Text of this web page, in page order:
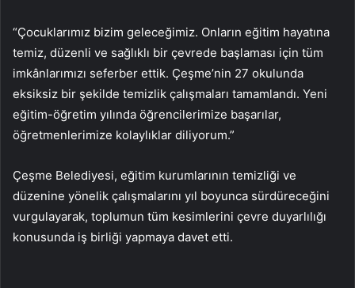
“Çocuklarımız bizim geleceğimiz. Onların eğitim hayatına
temiz, düzenli ve sağlıklı bir çevrede başlaması için tüm
imkânlarımızı seferber ettik. Çeşme’nin 27 okulunda
eksiksiz bir şekilde temizlik çalışmaları tamamlandı. Yeni
eğitim-öğretim yılında öğrencilerimize başarılar,
öğretmenlerimize kolaylıklar diliyorum.”
Çeşme Belediyesi, eğitim kurumlarının temizliği ve
düzenine yönelik çalışmalarını yıl boyunca sürdüreceğini
vurgulayarak, toplumun tüm kesimlerini çevre duyarlılığı
konusunda iş birliği yapmaya davet etti.